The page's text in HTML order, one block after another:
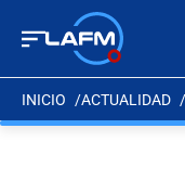
INICIO ACTUALIDAD